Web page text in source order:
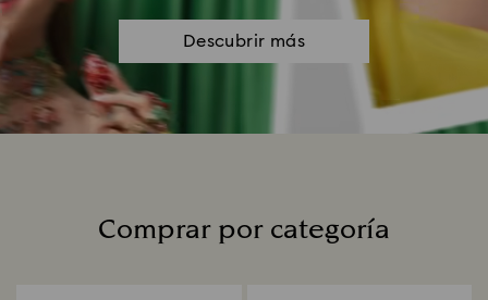
Descubrir más
Comprar por categoría